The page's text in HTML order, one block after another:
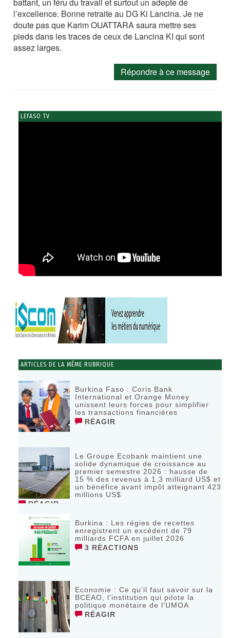
battant, un féru du travail et surtout un adepte de
l’excellence. Bonne retraite au DG Ki Lancina. Je ne
doute pas que Karim OUATTARA saura mettre ses
pieds dans les traces de ceux de Lancina KI qui sont
assez larges.
Répondre à ce message
LEFASO TV
ARTICLES DE LA MÊME RUBRIQUE
Burkina Faso : Coris Bank
International et Orange Money
unissent leurs forces pour simplifier
les transactions financières
RÉAGIR
Le Groupe Ecobank maintient une
solide dynamique de croissance au
premier semestre 2026 : hausse de
15 % des revenus à 1,3 milliard US$ et
un bénéfice avant impôt atteignant 423
millions US$
RÉAGIR
Burkina : Les régies de recettes
enregistrent un excédent de 79
milliards FCFA en juillet 2026
3 RÉACTIONS
Economie : Ce qu’il faut savoir sur la
BCEAO, l’institution qui pilote la
politique monétaire de l’UMOA
RÉAGIR